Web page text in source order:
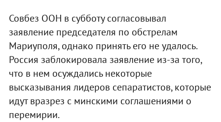
Совбез ООН в субботу согласовывал
заявление председателя по обстрелам
Мариуполя, однако принять его не удалось.
Россия заблокировала заявление из-за того,
что в нем осуждались некоторые
высказывания лидеров сепаратистов, которые
идут вразрез с минскими соглашениями о
перемирии.